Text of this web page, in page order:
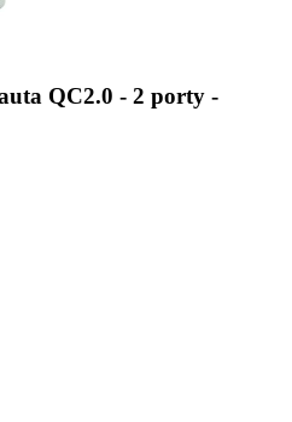
QC2.0 - 2 porty -